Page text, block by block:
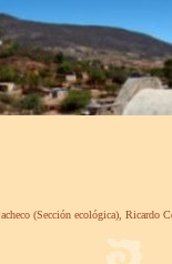
(Sección ecológica), Ricardo